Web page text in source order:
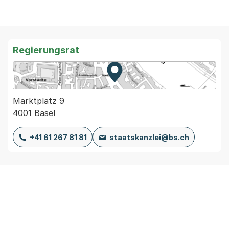
Regierungsrat
Zur Karte von MapBS.
Externer Link, wird in einem
Marktplatz 9
4001 Basel
+41 61 267 81 81 staatskanzlei@bs.ch